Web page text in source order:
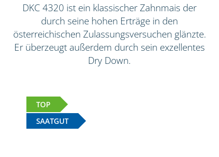
DKC 4320 ist ein klassischer Zahnmais der
durch seine hohen Erträge in den
österreichischen Zulassungsversuchen glänzte.
Er überzeugt außerdem durch sein exzellentes
Dry Down.
TOP
SAATGUT